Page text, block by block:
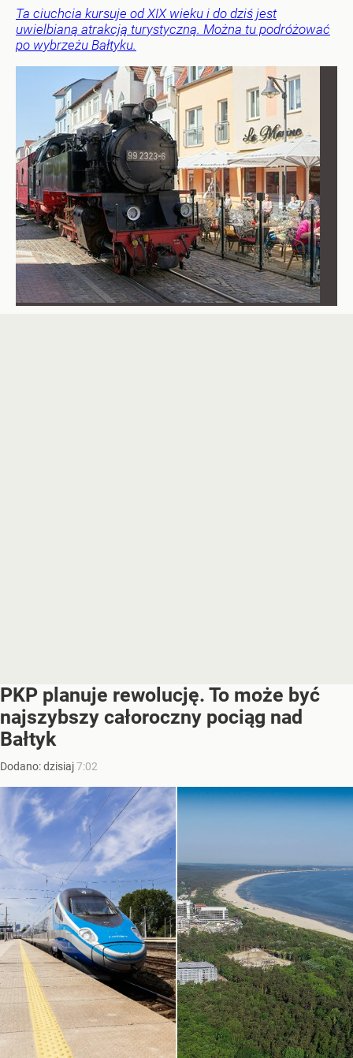
Ta ciuchcia kursuje od XIX wieku i do dziś jest
uwielbianą atrakcją turystyczną. Można tu podróżować
po wybrzeżu Bałtyku.
PKP planuje rewolucję. To może być
najszybszy całoroczny pociąg nad
Bałtyk
Dodano:dzisiaj7:02